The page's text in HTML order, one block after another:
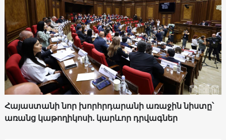
Հայաստանի նոր խորհրդարանի առաջին նիստը՝
առանց կաթողիկոսի. կարևոր դրվագներ